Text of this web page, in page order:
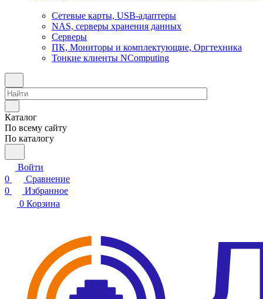
Сетевые карты, USB-адаптеры
NAS, серверы хранения данных
Серверы
ПК, Мониторы и комплектующие, Оргтехника
Тонкие клиенты NComputing
Каталог
По всему сайту
По каталогу
Войти
0
Сравнение
0
Избранное
0 Корзина